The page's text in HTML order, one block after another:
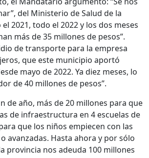
del Ministerio de Salud de la
2021, todo el 2022 y los dos meses
más de 35 millones de pesos”.
de transporte para la empresa
que este municipio aportó
mayo de 2022. Ya diez meses, lo
de 40 millones de pesos”.
de año, más de 20 millones para que
de infraestructura en 4 escuelas de
que los niños empiecen con las
avanzadas. Hasta ahora y por sólo
provincia nos adeuda 100 millones